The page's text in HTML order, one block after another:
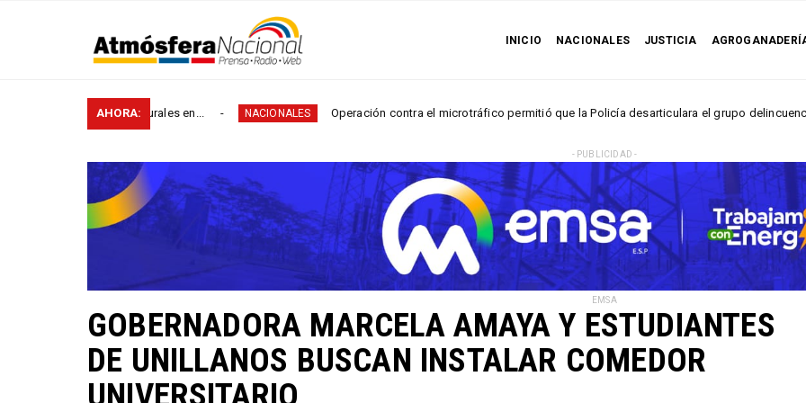
INICIO NACIONALES JUSTICIA
AHORA:
de vías rurales en... NACIONALES Operación contra el microtráfico permitió que la Policía desarticulara el grupo delincuencial “Los
- PUBLICIDAD -
EMSA
GOBERNADORA MARCELA AMAYA Y ESTUDIANTES
DE UNILLANOS BUSCAN INSTALAR COMEDOR